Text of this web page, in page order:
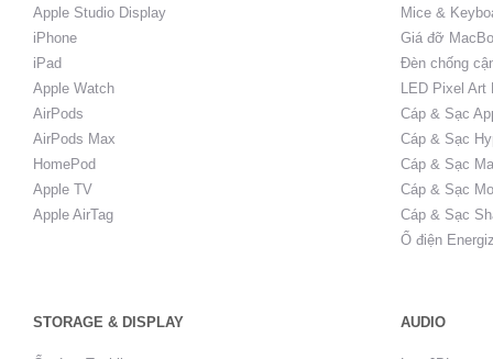
Apple Studio Display
iPhone
iPad
Apple Watch
AirPods
AirPods Max
HomePod
Apple TV
Apple AirTag
Mice &
Giá đỡ
Đèn chống
LED Pixel Art
Cáp & Sạc
Cáp & Sạc
Cáp & Sạc
Cáp & Sạc
Cáp & Sạc
Ổ điện
STORAGE & DISPLAY AUDIO